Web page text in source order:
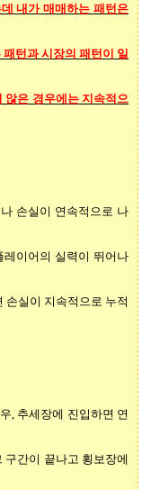
내가 매매하는 패턴은
턴과 시장의 패턴이 일
않은 경우에는 지속적으
손실이 연속적으로 나
이어의 실력이 뛰어나
손실이 지속적으로 누적
, 추세장에 진입하면 연
구간이 끝나고 횡보장에